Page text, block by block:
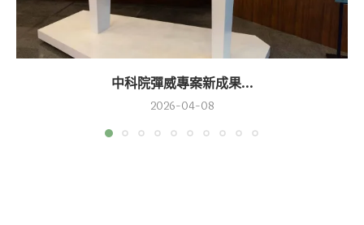
中科院彈威專案新成果...
2026-04-08